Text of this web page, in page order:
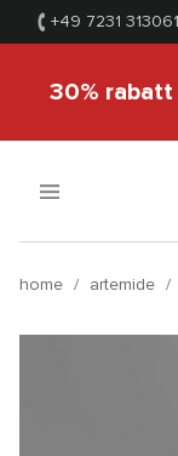
+49 7231 313061
30% rabatt
home / artemide /